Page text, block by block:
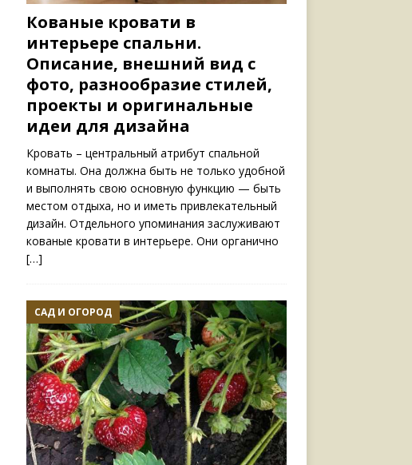
Кованые кровати в
интерьере спальни.
Описание, внешний вид с
фото, разнообразие стилей,
проекты и оригинальные
идеи для дизайна
Кровать – центральный атрибут спальной
комнаты. Она должна быть не только удобной
и выполнять свою основную функцию — быть
местом отдыха, но и иметь привлекательный
дизайн. Отдельного упоминания заслуживают
кованые кровати в интерьере. Они органично
[…]
САД И ОГОРОД